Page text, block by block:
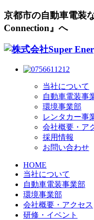
京都市の自動車電装
Connection』へ
当社について
自動車電装事
環境事業部
レンタカー事
会社概要・ア
採用情報
お問い合わせ
HOME
当社について
自動車電装事業部
環境事業部
会社概要・アクセス
研修・イベント